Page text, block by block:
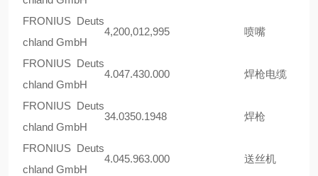
FRONIUS Deuts
chland GmbH
4,200,012,995 喷嘴
FRONIUS Deuts
chland GmbH
4.047.430.000 焊枪电缆
FRONIUS Deuts
chland GmbH
34.0350.1948 焊枪
FRONIUS Deuts
chland GmbH
4.045.963.000 送丝机